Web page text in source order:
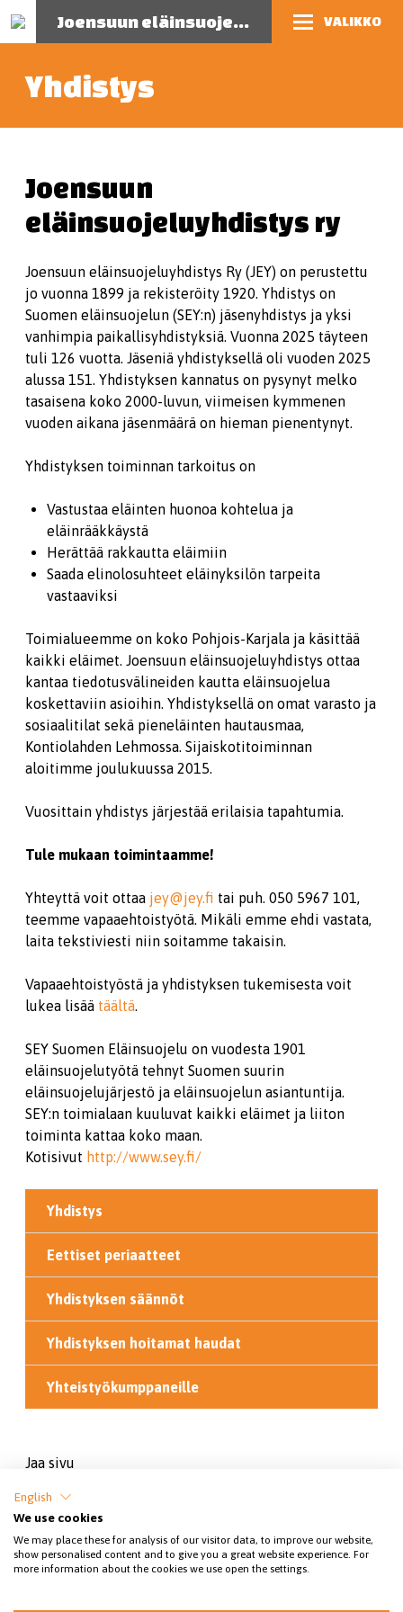
Joensuun eläinsuojeluyhdistys VALIKKO
Yhdistys
Joensuun
eläinsuojeluyhdistys ry
Joensuun eläinsuojeluyhdistys Ry (JEY) on perustettu
jo vuonna 1899 ja rekisteröity 1920. Yhdistys on
Suomen eläinsuojelun (SEY:n) jäsenyhdistys ja yksi
vanhimpia paikallisyhdistyksiä. Vuonna 2025 täyteen
tuli 126 vuotta. Jäseniä yhdistyksellä oli vuoden 2025
alussa 151. Yhdistyksen kannatus on pysynyt melko
tasaisena koko 2000-luvun, viimeisen kymmenen
vuoden aikana jäsenmäärä on hieman pienentynyt.
Yhdistyksen toiminnan tarkoitus on
Vastustaa eläinten huonoa kohtelua ja
eläinrääkkäystä
Herättää rakkautta eläimiin
Saada elinolosuhteet eläinyksilön tarpeita
vastaaviksi
Toimialueemme on koko Pohjois-Karjala ja käsittää
kaikki eläimet. Joensuun eläinsuojeluyhdistys ottaa
kantaa tiedotusvälineiden kautta eläinsuojelua
koskettaviin asioihin. Yhdistyksellä on omat varasto ja
sosiaalitilat sekä pieneläinten hautausmaa,
Kontiolahden Lehmossa. Sijaiskotitoiminnan
aloitimme joulukuussa 2015.
Vuosittain yhdistys järjestää erilaisia tapahtumia.
Tule mukaan toimintaamme!
Yhteyttä voit ottaa jey@jey.fi tai puh. 050 5967 101,
teemme vapaaehtoistyötä. Mikäli emme ehdi vastata,
laita tekstiviesti niin soitamme takaisin.
Vapaaehtoistyöstä ja yhdistyksen tukemisesta voit
lukea lisää täältä.
SEY Suomen Eläinsuojelu on vuodesta 1901
eläinsuojelutyötä tehnyt Suomen suurin
eläinsuojelujärjestö ja eläinsuojelun asiantuntija.
SEY:n toimialaan kuuluvat kaikki eläimet ja liiton
toiminta kattaa koko maan.
Kotisivut http://www.sey.fi/
Yhdistys
Eettiset periaatteet
Yhdistyksen säännöt
Yhdistyksen hoitamat haudat
Yhteistyökumppaneille
Jaa sivu
English
We use cookies
We may place these for analysis of our visitor data, to improve our website,
show personalised content and to give you a great website experience. For
more information about the cookies we use open the settings.